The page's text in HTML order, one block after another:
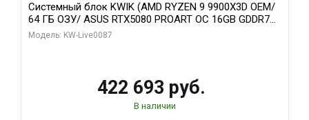
Системный блок KWIK (AMD RYZEN 9 9900X3D OEM/
64 ГБ ОЗУ/ ASUS RTX5080 PROART OC 16GB GDDR7
256bit Type-C DP 2/ 1 ТБ SSD)
Модель: KW-Live0087
422 693 руб.
В наличии